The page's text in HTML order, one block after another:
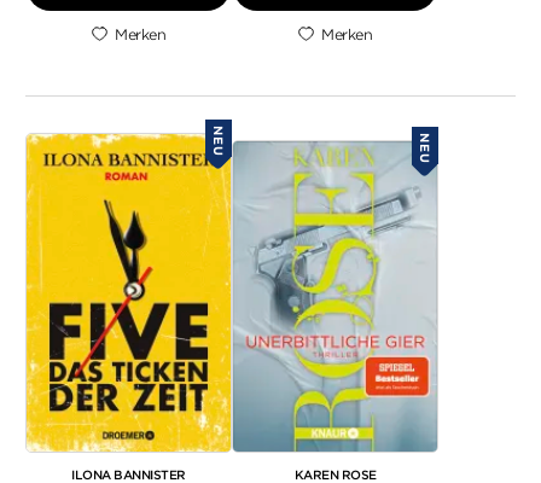
Merken Merken
NEU
ILONA BANNISTER
NEU
KAREN ROSE